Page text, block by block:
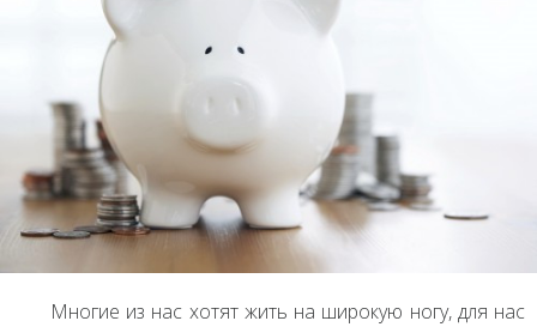
Многие из нас хотят жить на широкую ногу, для нас